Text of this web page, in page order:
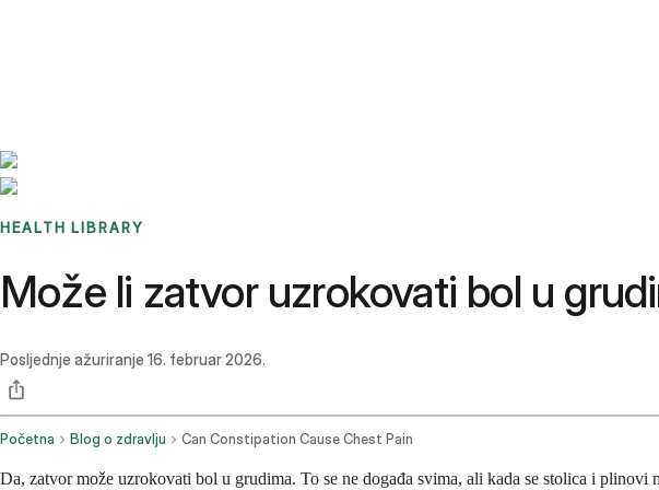
HEALTH LIBRARY
Može li zatvor uzrokovati bol u
Posljednje ažuriranje 16. februar 2026.
Početna Blog o zdravlju Can Constipation Cause Chest Pain
Da, zatvor može uzrokovati bol u grudima. To se ne događa svima, ali kada se stolica i